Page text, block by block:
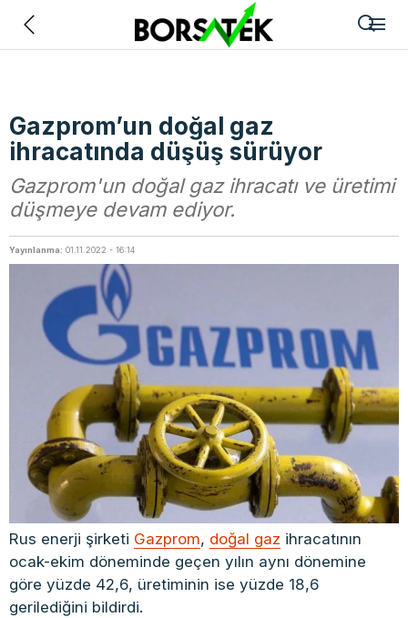
Gazprom’un doğal gaz
ihracatında düşüş sürüyor
Gazprom'un doğal gaz ihracatı ve üretimi
düşmeye devam ediyor.
Yayınlanma: 01.11.2022 - 16:14
Rus enerji şirketi Gazprom, doğal gaz ihracatının
ocak-ekim döneminde geçen yılın aynı dönemine
göre yüzde 42,6, üretiminin ise yüzde 18,6
gerilediğini bildirdi.